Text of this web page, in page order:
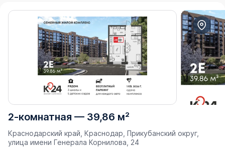
2-комнатная — 39,86 м²
Краснодарский край, Краснодар, Прикубанский округ,
улица имени Генерала Корнилова, 24